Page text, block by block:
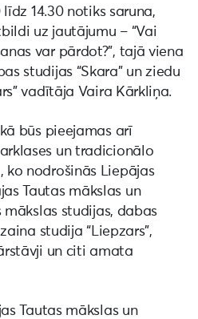
14.30 notiks saruna,
uz jautājumu – “Vai
var pārdot?”, tajā viena
studijas “Skara” un ziedu
vadītāja Vaira Kārkliņa.
būs pieejamas arī
un tradicionālo
ko nodrošinās Liepājas
Tautas mākslas un
studijas, dabas
studija “Liepzars”,
un citi amata
Tautas mākslas un